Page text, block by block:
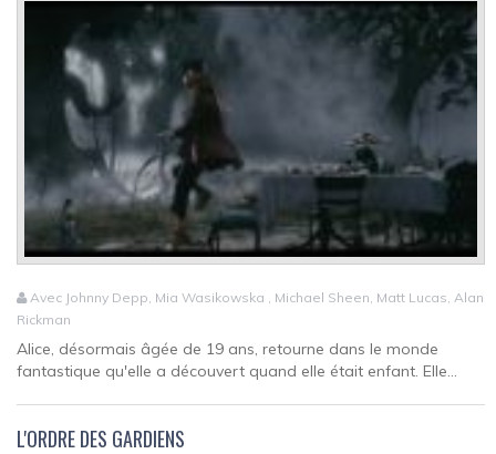
Avec Johnny Depp, Mia Wasikowska , Michael Sheen, Matt Lucas, Alan
Rickman
Alice, désormais âgée de 19 ans, retourne dans le monde
fantastique qu'elle a découvert quand elle était enfant. Elle...
L'ORDRE DES GARDIENS